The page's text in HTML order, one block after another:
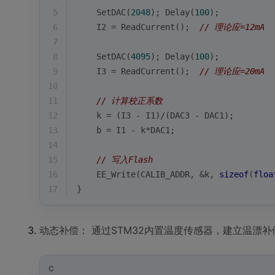
5
    SetDAC(
2048); Delay(100);
6
    I2 = ReadCurrent();
// 理论应=12mA
7
8
    SetDAC(
4095); Delay(100);
9
    I3 = ReadCurrent();
// 理论应=20mA
10
11
// 计算校正系数
12
    k = (I3 - I1)/(DAC3 - DAC1);
13
    b = I1 - k*DAC1;
14
15
// 写入Flash
16
    EE_Write(CALIB_ADDR, &k,
sizeof(
17
}
动态补偿： 通过STM32内置温度传感器，建立温漂补
C